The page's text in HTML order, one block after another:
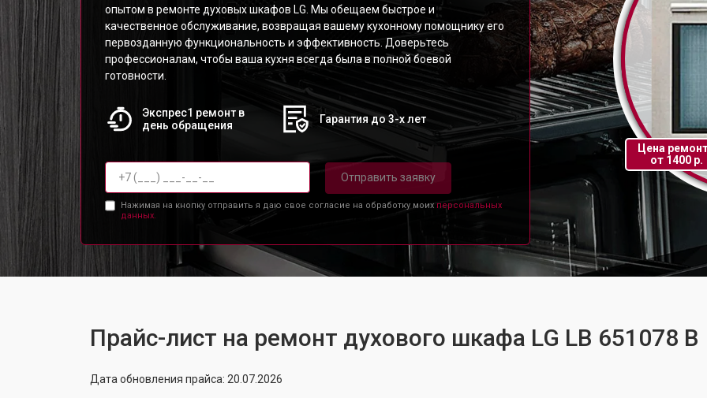
опытом в ремонте духовых шкафов LG. Мы обещаем быстрое и
качественное обслуживание, возвращая вашему кухонному помощнику его
первозданную функциональность и эффективность. Доверьтесь
профессионалам, чтобы ваша кухня всегда была в полной боевой
готовности.
Экспрес1 ремонт в
день обращения
Гарантия до 3-х лет
Отправить заявку
Нажимая на кнопку отправить я даю свое согласие на обработку моих персональных
данных.
Цена
от 1400 р.
Прайс-лист на ремонт духового шкафа LG LB 651078 B
Дата обновления прайса: 20.07.2026